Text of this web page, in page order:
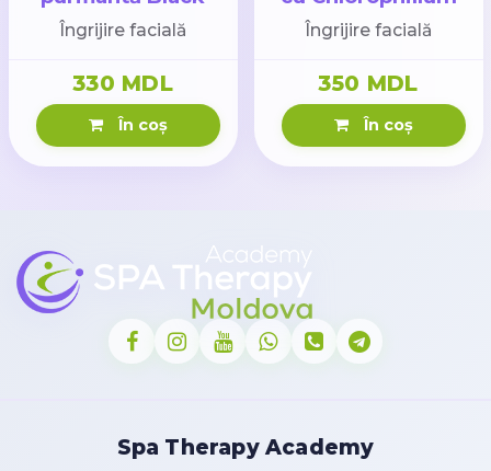
Detox 200gr
Îngrijire facială
330 MDL
În coș
200gr
Îngrijire facială
350 MDL
În coș
Spa Therapy Academy